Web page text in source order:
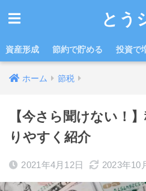
とう
資産形成 節約で貯める 投資で
ホーム 節税
【今さら聞けない！
りやすく紹介
2021年4月12日 2023年10